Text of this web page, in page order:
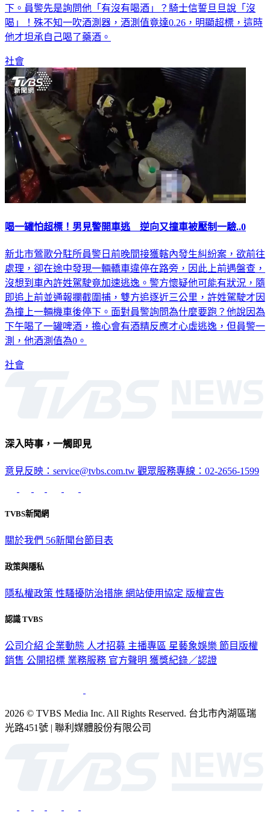
下。員警先是詢問他「有沒有喝酒」？騎士信誓旦旦說「沒
喝」！殊不知一吹酒測器，酒測值竟達0.26，明顯超標，這時
他才坦承自己喝了藥酒。
社會
喝一罐怕超標！男見警開車逃 逆向又撞車被壓制一驗..0
新北市鶯歌分駐所員警日前晚間接獲轄內發生糾紛案，欲前往
處理，卻在途中發現一輛轎車違停在路旁，因此上前遇盤查，
沒想到車內許姓駕駛竟加速逃逸。警方懷疑他可能有狀況，隨
即追上前並通報攔截圍捕，雙方追逐近三公里，許姓駕駛才因
為撞上一輛機車後停下。面對員警詢問為什麼要跑？他說因為
下午喝了一罐啤酒，擔心會有酒精反應才心虛逃逸，但員警一
測，他酒測值為0。
社會
深入時事，一觸即見
意見反映：service@tvbs.com.tw 觀眾服務專線：02-2656-1599
TVBS新聞網
關於我們 56新聞台節目表
政策與隱私
隱私權政策 性騷擾防治措施 網站使用協定 版權宣告
認識 TVBS
公司介紹 企業動態 人才招募 主播專區 星藝象娛樂 節目版權
銷售 公開招標 業務服務 官方聲明 獲獎紀錄／認證
2026 © TVBS Media Inc. All Rights Reserved. 台北市內湖區瑞
光路451號 | 聯利媒體股份有限公司